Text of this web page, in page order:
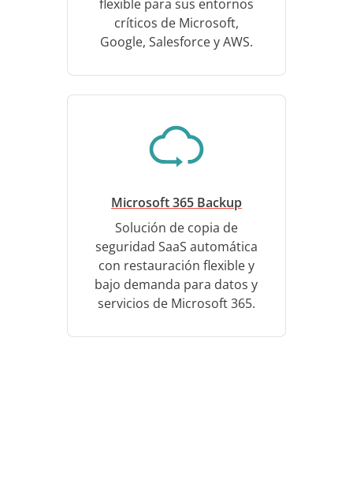
flexible para sus entornos
críticos de Microsoft,
Google, Salesforce y AWS.
Microsoft 365 Backup
Solución de copia de
seguridad SaaS automática
con restauración flexible y
bajo demanda para datos y
servicios de Microsoft 365.